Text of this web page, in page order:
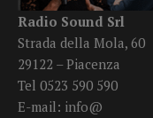
Radio Sound Srl
Strada della Mola, 60
29122 – Piacenza
Tel 0523 590 590
E-mail: info@